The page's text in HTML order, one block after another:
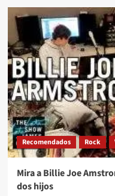
Recomendados Rock
Mira a Billie Joe
dos hijos